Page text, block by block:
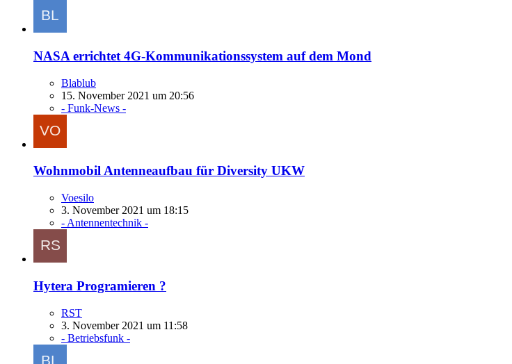
NASA errichtet 4G-Kommunikationssystem auf dem Mond
Blablub
15. November 2021 um 20:56
- Funk-News -
Wohnmobil Antenneaufbau für Diversity UKW
Voesilo
3. November 2021 um 18:15
- Antennentechnik -
Hytera Programieren ?
RST
3. November 2021 um 11:58
- Betriebsfunk -